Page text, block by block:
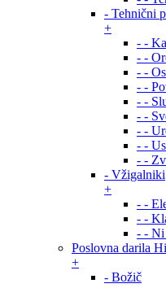
- Tehnični
+
- -
- -
- -
- -
- -
- -
- -
- -
- -
- Vžigalniki
+
- -
- -
- - Ni
Poslovna darila
+
- Božič